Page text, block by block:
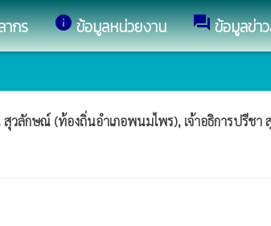
กร infoข้อมูลหน่วยงาน forumข้อมูลข่า
กษณ์ (ท้องถิ่นอำเภอพนมไพร), เจ้าอธิการปรีชา